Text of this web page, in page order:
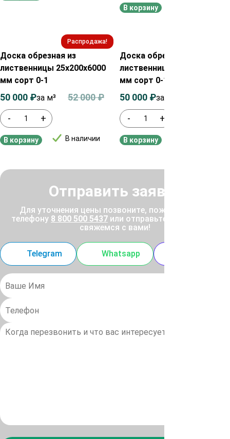
В корзину
Распродажа!
Доска обрезная из
лиственницы 25х200х6000
мм сорт 0-1
- +
В наличии
52 000₽
50 000 ₽за м³
В корзину
Доска обрезная из
лиственницы 30х100х6000
мм сорт 0-1
- +
50 000 ₽за м³
В корзину
Отправить заявку
Для уточнения цены позвоните, пожалуйста, по
телефону 8 800 500 5437 или отправьте заявку, и мы
свяжемся с вами!
Telegram Whatsapp